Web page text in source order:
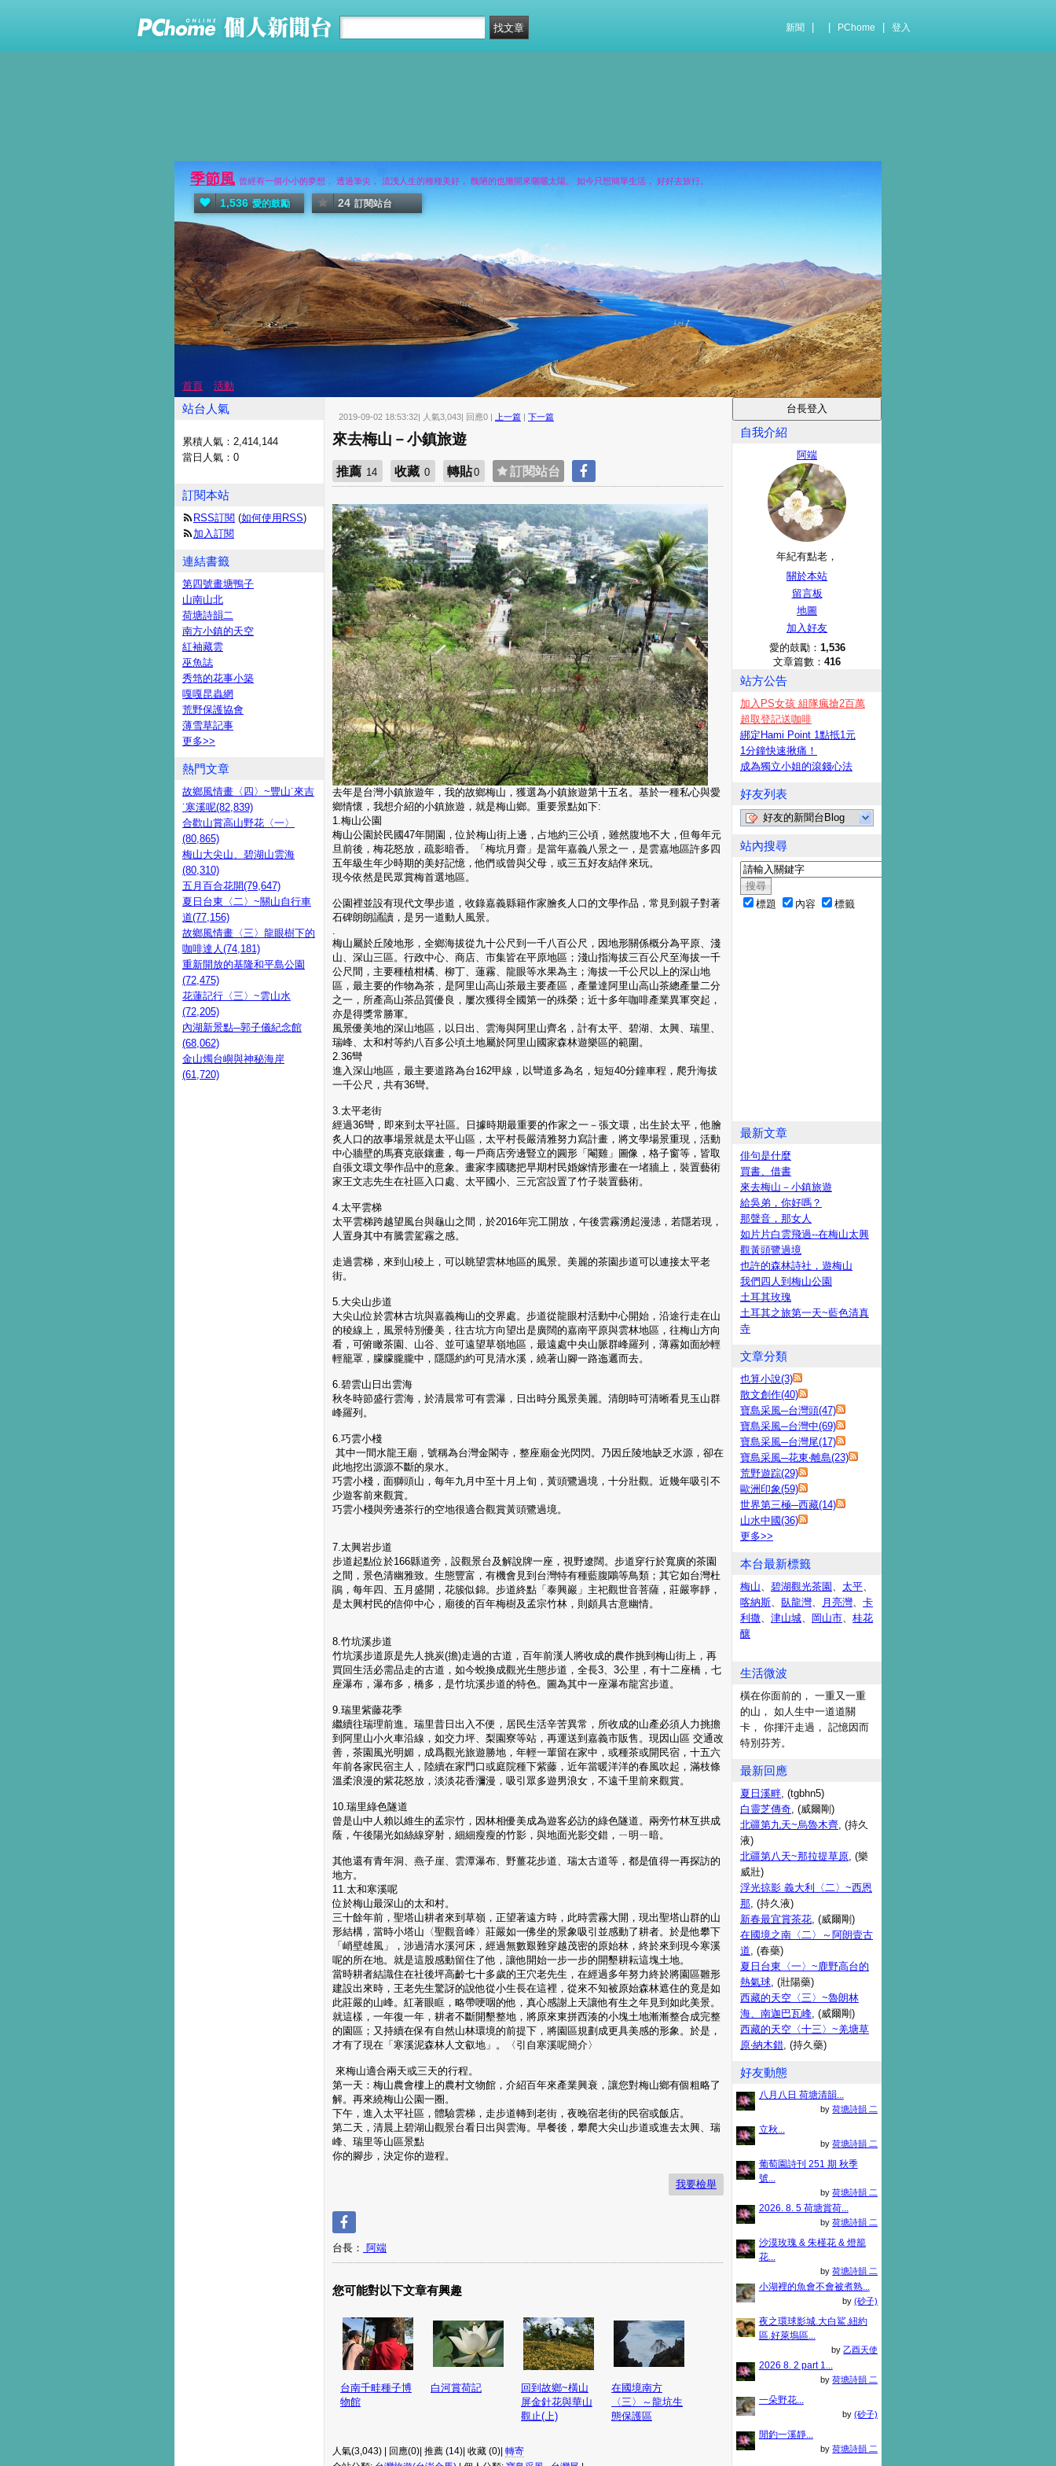
新聞 PChome 登入
季節風 曾經有一個小小的夢想， 透過筆尖， 流洩人生的種種美好， 醜陋的也攤開來曬曬太陽。 如今只想簡單生活， 好好去旅行。
1,536 愛的鼓勵 24 訂閱站台
首頁 活動
2019-09-02 18:53:32| 人氣3,043| 回應0 | 上一篇 | 下一篇
來去梅山－小鎮旅遊
推薦 14 收藏 0 轉貼0 訂閱站台
去年是台灣小鎮旅遊年，我的故鄉梅山，獲選為小鎮旅遊第十五名。基於一種私心與愛
鄉情懷，我想介紹的小鎮旅遊，就是梅山鄉。重要景點如下:
1.梅山公園
梅山公園於民國47年開園，位於梅山街上邊，占地約三公頃，雖然腹地不大，但每年元
旦前後，梅花怒放，疏影暗香。「梅坑月齋」是當年嘉義八景之一，是雲嘉地區許多四
五年級生年少時期的美好記憶，他們或曾與父母，或三五好友結伴來玩。
現今依然是民眾賞梅首選地區。
公園裡並設有現代文學步道，收錄嘉義縣籍作家膾炙人口的文學作品，常見到親子對著
石碑朗朗誦讀，是另一道動人風景。
.
梅山屬於丘陵地形，全鄉海拔從九十公尺到一千八百公尺，因地形關係概分為平原、淺
山、深山三區。行政中心、商店、市集皆在平原地區；淺山指海拔三百公尺至海拔一千
公尺間，主要種植柑橘、柳丁、蓮霧、龍眼等水果為主；海拔一千公尺以上的深山地
區，最主要的作物為茶，是阿里山高山茶最主要產區，產量達阿里山高山茶總產量二分
之一，所產高山茶品質優良，屢次獲得全國第一的殊榮；近十多年咖啡產業異軍突起，
亦是得獎常勝軍。
風景優美地的深山地區，以日出、雲海與阿里山齊名，計有太平、碧湖、太興、瑞里、
瑞峰、太和村等約八百多公頃土地屬於阿里山國家森林遊樂區的範圍。
2.36彎
進入深山地區，最主要道路為台162甲線，以彎道多為名，短短40分鐘車程，爬升海拔
一千公尺，共有36彎。
3.太平老街
經過36彎，即來到太平社區。日據時期最重要的作家之一－張文環，出生於太平，他膾
炙人口的故事場景就是太平山區，太平村長嚴清雅努力寫計畫，將文學場景重現，活動
中心牆壁的馬賽克嵌鑲畫，每一戶商店旁邊豎立的圓形「閹雞」圖像，格子窗等，皆取
自張文環文學作品中的意象。畫家李國聰把早期村民婚嫁情形畫在一堵牆上，裝置藝術
家王文志先生在社區入口處、太平國小、三元宮設置了竹子裝置藝術。
4.太平雲梯
太平雲梯跨越望風台與龜山之間，於2016年完工開放，午後雲霧湧起漫漶，若隱若現，
人置身其中有騰雲駕霧之感。
走過雲梯，來到山稜上，可以眺望雲林地區的風景。美麗的茶園步道可以連接太平老
街。
5.大尖山步道
大尖山位於雲林古坑與嘉義梅山的交界處。步道從龍眼村活動中心開始，沿途行走在山
的稜線上，風景特別優美，往古坑方向望出是廣闊的嘉南平原與雲林地區，往梅山方向
看，可俯瞰茶園、山谷、並可遠望草嶺地區，最遠處中央山脈群峰羅列，薄霧如面紗輕
輕籠罩，朦朦朧朧中，隱隱約約可見清水溪，繞著山腳一路迤邐而去。
6.碧雲山日出雲海
秋冬時節盛行雲海，於清晨常可有雲瀑，日出時分風景美麗。清朗時可清晰看見玉山群
峰羅列。
6.巧雲小棧
其中一間水龍王廟，號稱為台灣金閣寺，整座廟金光閃閃。乃因丘陵地缺乏水源，卻在
此地挖出源源不斷的泉水。
巧雲小棧，面獅頭山，每年九月中至十月上旬，黃頭鷺過境，十分壯觀。近幾年吸引不
少遊客前來觀賞。
巧雲小棧與旁邊茶行的空地很適合觀賞黃頭鷺過境。
7.太興岩步道
步道起點位於166縣道旁，設觀景台及解說牌一座，視野遼闊。步道穿行於寬廣的茶園
之間，景色清幽雅致。生態豐富，有機會見到台灣特有種藍腹鷴等鳥類；其它如台灣杜
鵑，每年四、五月盛開，花簇似錦。步道終點「泰興巖」主祀觀世音菩薩，莊嚴寧靜，
是太興村民的信仰中心，廟後的百年梅樹及孟宗竹林，則頗具古意幽情。
8.竹坑溪步道
竹坑溪步道原是先人挑炭(擔)走過的古道，百年前漢人將收成的農作挑到梅山街上，再
買回生活必需品走的古道，如今蛻換成觀光生態步道，全長3、3公里，有十二座橋，七
座瀑布，瀑布多，橋多，是竹坑溪步道的特色。圖為其中一座瀑布龍宮步道。
9.瑞里紫藤花季
繼續往瑞理前進。瑞里昔日出入不便，居民生活辛苦異常，所收成的山產必須人力挑擔
到阿里山小火車沿線，如交力坪、梨園寮等站，再運送到嘉義市販售。現因山區 交通改
善，茶園風光明媚，成爲觀光旅遊勝地，年輕一輩留在家中，或種茶或開民宿，十五六
年前各家民宿主人，陸續在家門口或庭院種下紫藤，近年當暖洋洋的春風吹起，滿枝條
溫柔浪漫的紫花怒放，淡淡花香瀰漫，吸引眾多遊男浪女，不遠千里前來觀賞。
10.瑞里綠色隧道
曾是山中人賴以維生的孟宗竹，因林相優美成為遊客必訪的綠色隧道。兩旁竹林互拱成
蔭，午後陽光如絲線穿射，細細瘦瘦的竹影，與地面光影交錯，ㄧ明ㄧ暗。
其他還有青年洞、燕子崖、雲潭瀑布、野薑花步道、瑞太古道等，都是值得一再探訪的
地方。
11.太和寒溪呢
位於梅山最深山的太和村。
三十餘年前，聖塔山耕者來到草嶺，正望著遠方時，此時雲霧大開，現出聖塔山群的山
形結構，當時小塔山〈聖觀音峰〉莊嚴如一佛坐的景象吸引並感動了耕者。於是他攀下
「峭壁雄風」，涉過清水溪河床，經過無數艱難穿越茂密的原始林，終於來到現今寒溪
呢的所在地。就是這股感動留住了他，讓他開始一步一步的開墾耕耘這塊土地。
當時耕者結識住在社後坪高齡七十多歲的王穴老先生，在經過多年努力終於將園區雛形
建設出來時，王老先生驚訝的說他從小生長在這裡，從來不知被原始森林遮住的竟是如
此莊嚴的山峰。紅著眼眶，略帶哽咽的他，真心感謝上天讓他有生之年見到如此美景。
就這樣，一年復一年，耕者不斷開墾整地，將原來東拼西湊的小塊土地漸漸整合成完整
的園區；又持續在保有自然山林環境的前提下，將園區規劃成更具美感的形象。於是，
才有了現在「寒溪泥森林人文叡地」。〈引自寒溪呢簡介〉
來梅山適合兩天或三天的行程。
第一天：梅山農會樓上的農村文物館，介紹百年來產業興衰，讓您對梅山鄉有個粗略了
解。再來繞梅山公園一圈。
下午，進入太平社區，體驗雲梯，走步道轉到老街，夜晚宿老街的民宿或飯店。
第二天，清晨上碧湖山觀景台看日出與雲海。早餐後，攀爬大尖山步道或進去太興、瑞
峰、瑞里等山區景點
你的腳步，決定你的遊程。
我要檢舉
台長： 阿端
您可能對以下文章有興趣
台南千畦種子博
物館
白河賞荷記
回到故鄉~橫山
屏金針花與華山
觀止(上)
在國境南方
〈三〉～龍坑生
態保護區
人氣(3,043) | 回應(0)| 推薦 (14)| 收藏 (0)| 轉寄
自我介紹
阿端
年紀有點老，
關於本站
留言板
地圖
加入好友
愛的鼓勵： 1,536
文章篇數： 416
站方公告
加入PS女孩 組隊瘋搶2百萬
超取登記送咖啡
綁定Hami Point 1點抵1元
1分鐘快速揪痛！
成為獨立小姐的滾錢心法
好友列表
好友的新聞台Blog
站內搜尋
標題 內容 標籤
最新文章
俳句是什麼
買書、借書
來去梅山－小鎮旅遊
給吳弟，你好嗎？
那聲音，那女人
如片片白雲飛過--在梅山太興
觀黃頭鷺過境
也許的森林詩社，遊梅山
我們四人到梅山公園
土耳其玫瑰
土耳其之旅第一天~藍色清真
寺
文章分類
也算小說(3)
散文創作(40)
寶島采風─台灣頭(47)
寶島采風─台灣中(69)
寶島采風─台灣尾(17)
寶島采風─花東‧離島(23)
荒野遊踪(29)
歐洲印象(59)
世界第三極─西藏(14)
山水中國(36)
更多>>
本台最新標籤
梅山、 碧湖觀光茶園 、 太平、
喀納斯、 臥龍灣、 月亮灣、 卡
利撒、 津山城、 岡山市、 桂花
釀
生活微波
橫在你面前的， 一重又一重
的山， 如人生中一道道關
卡， 你揮汗走過， 記憶因而
特別芬芳。
最新回應
夏日溪畔, (tgbhn5)
白靈芝傳奇, (威爾剛)
北疆第九天~烏魯木齊, (持久
液)
北疆第八天~那拉提草原, (樂
威壯)
浮光掠影 義大利〈二〉~西恩
那, (持久液)
新春最宜賞茶花, (威爾剛)
在國境之南〈二〉～阿朗壹古
道, (春藥)
夏日台東〈一〉~鹿野高台的
熱氣球, (壯陽藥)
西藏的天空〈三〉~魯朗林
海、南迦巴瓦峰, (威爾剛)
西藏的天空〈十三〉~羌塘草
原‧納木錯, (持久藥)
好友動態
八月八日 荷塘清韻...
by荷塘詩韻 二
立秋...
by荷塘詩韻 二
葡萄園詩刊 251 期 秋季
號...
by荷塘詩韻 二
2026. 8. 5 荷塘賞荷...
by荷塘詩韻 二
沙漠玫瑰 & 朱槿花 & 燈籠
花...
by荷塘詩韻 二
小湖裡的魚會不會被煮熟...
by(砂子)
夜之環球影城.大白鯊.紐約
區.好萊塢區...
by乙酉天使
2026 8. 2 part 1...
by荷塘詩韻 二
一朵野花...
by(砂子)
閒釣一溪靜...
by荷塘詩韻 二
站台人氣
累積人氣： 2,414,144
當日人氣： 0
訂閱本站
RSS訂閱 (如何使用RSS)
加入訂閱
連結書籤
第四號畫塘鴨子
山南山北
荷塘詩韻二
南方小鎮的天空
紅袖藏雲
巫魚誌
秀筇的花事小築
嘎嘎昆蟲網
荒野保護協會
薄雪草記事
更多>>
熱門文章
故鄉風情畫〈四〉~豐山˙來吉
˙寒溪呢(82,839)
合歡山賞高山野花〈一〉
(80,865)
梅山大尖山、碧湖山雲海
(80,310)
五月百合花開(79,647)
夏日台東〈二〉~關山自行車
道(77,156)
故鄉風情畫〈三〉龍眼樹下的
咖啡達人(74,181)
重新開放的基隆和平島公園
(72,475)
花蓮記行〈三〉~雲山水
(72,205)
內湖新景點─郭子儀紀念館
(68,062)
金山燭台嶼與神秘海岸
(61,720)